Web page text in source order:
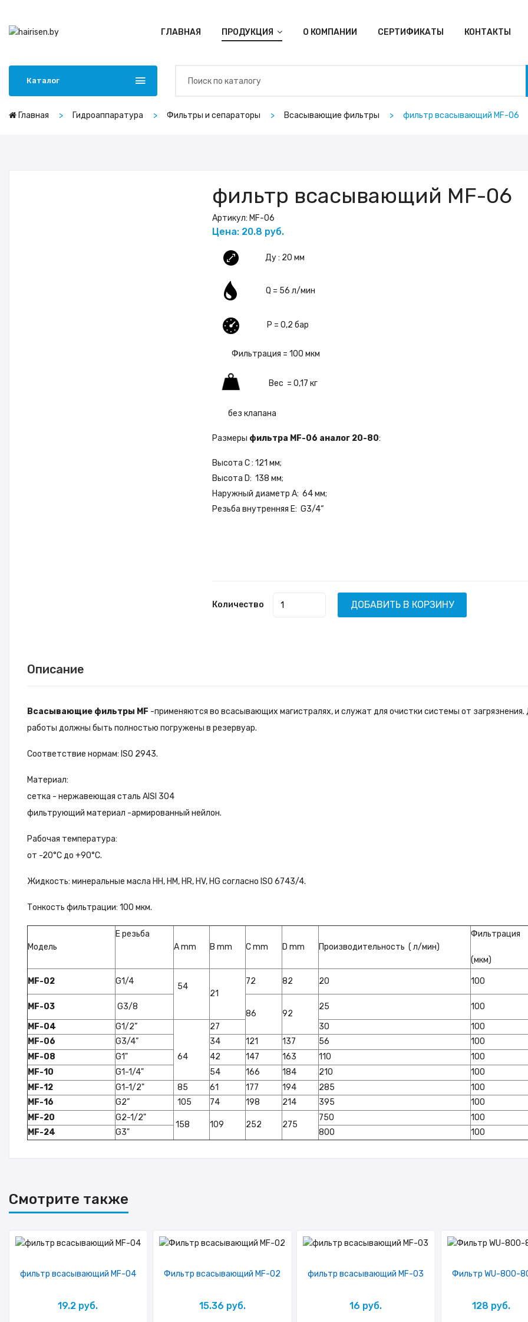
ГЛАВНАЯ ПРОДУКЦИЯ О КОМПАНИИ СЕРТИФИКАТЫ КОНТАКТЫ
Каталог
Главная Гидроаппаратура Фильтры и сепараторы Всасывающие фильтры фильтр всасывающий MF-06
фильтр всасывающий MF-06
Артикул: MF-06
Цена: 20.8 руб.
Ду : 20 мм
Q = 56 л/мин
P = 0,2 бар
Фильтрация = 100 мкм
Вес = 0,17 кг
без клапана
Размеры фильтра MF-06 аналог 20-80:
Высота С : 121 мм;
Высота D: 138 мм;
Наружный диаметр A: 64 мм;
Резьба внутренняя E: G3/4“
Количество ДОБАВИТЬ В КОРЗИНУ
Описание
Всасывающие фильтры MF -применяются во всасывающих магистралях, и служат для очистки системы от загрязнения.
работы должны быть полностью погружены в резервуар.
Соответствие нормам: ISO 2943.
Материал:
сетка - нержавеющая сталь AISI 304
фильтрующий материал -армированный нейлон.
Рабочая температура:
от -20°C до +90°C.
Жидкость: минеральные масла HH, HM, HR, HV, HG согласно ISO 6743/4.
Тонкость фильтрации: 100 мкм.
Модель
Е резьба
A mm
B mm C mm D mm Производительность ( л/мин)
Фильтрация
(мкм)
MF-02 G1/4
54
21
72 82 20 100
MF-03 G3/8
86 92
25
100
MF-04
G1/2”
64
27 30
100
MF-06
G3/4” 34 121 137 56
100
MF-08
G1" 42 147 163 110
100
MF-10
G1-1/4" 54 166 184 210
100
MF-12
G1-1/2" 85 61 177 194 285
100
MF-16
G2” 105 74 198 214 395
100
MF-20
G2-1/2"
158 109 252 275
750
100
MF-24
G3" 800 100
Смотрите также
фильтр всасывающий MF-04
19.2 руб.
Фильтр всасывающий MF-02
15.36 руб.
фильтр всасывающий MF-03
16 руб.
Фильтр WU-800-
128 руб.